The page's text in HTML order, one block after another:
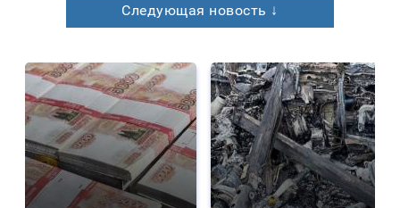
Следующая новость ↓